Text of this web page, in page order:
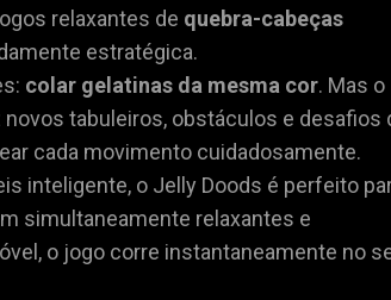
relaxantes de quebra-cabeças
estratégica.
colar gelatinas da mesma cor. Mas o
tabuleiros, obstáculos e desafios
cada movimento cuidadosamente.
inteligente, o Jelly Doods é perfeito
simultaneamente relaxantes e
o jogo corre instantaneamente no